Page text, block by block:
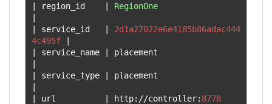
|
region_id |
RegionOne
|
|
service_id |
2d1a27022e6e4185b86adac444
4c495f
|
|
service_name |
|
|
service_type |
|
|
url | http://controller: 8778